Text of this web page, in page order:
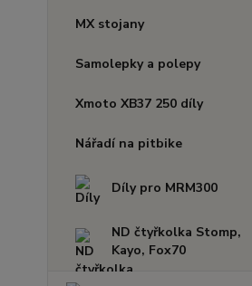
MX stojany
Samolepky a polepy
Xmoto XB37 250 díly
Nářadí na pitbike
Díly pro MRM300
ND čtyřkolka Stomp,
Kayo, Fox70